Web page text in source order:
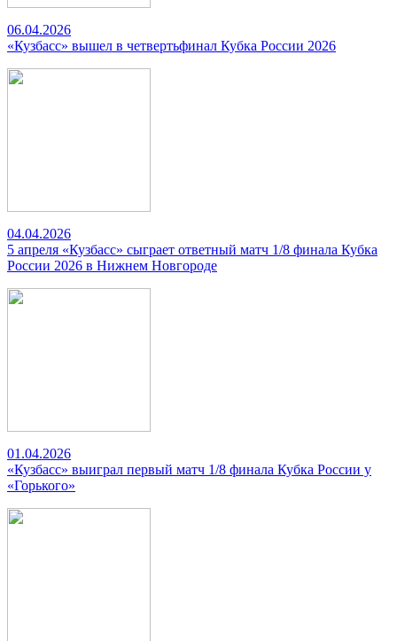
06.04.2026
«Кузбасс» вышел в четвертьфинал Кубка России 2026
04.04.2026
5 апреля «Кузбасс» сыграет ответный матч 1/8 финала Кубка
России 2026 в Нижнем Новгороде
01.04.2026
«Кузбасс» выиграл первый матч 1/8 финала Кубка России у
«Горького»